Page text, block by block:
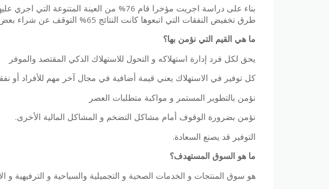
بناء على دراسة اجريت مؤخرا قام 76% من العينة
طرق تخفيض النفقات التي اتبعوها كانت النتائج 65% التوقف عن شراء بعض المنتجات و 32% للبحث عن العروض الترويجيه والتخفيضات .
ما هي القيم التي نؤمن بها؟
يحق لكل فرد إدارة استهلاكه و التحول للاستهلاك الذكي المقتصد والموفر
كل توفير في الاستهلاك يعني قيمة أضافية في مجال آخر مهم للأفراد أو
نؤمن بالتطوير المستمر و مواكبة متطلبات العصر
نؤمن بضرورة الوقوف أمام مشاكل التضخم و المشاكل المالية الأخرى.
التوفير قد يصنع السعادة.
ما هو السوق المستهدف؟
هو سوق المنتجات و الخدمات الصحية و التجميلية والسياحية و الترفيهية و